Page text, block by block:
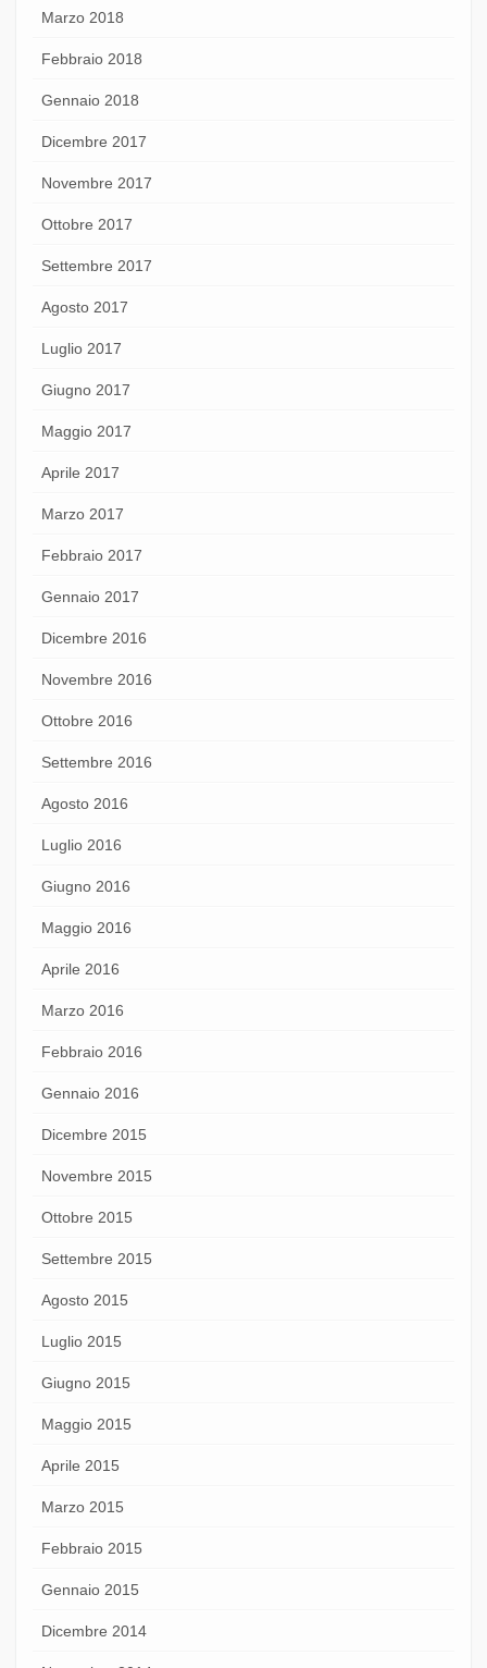
Marzo 2018
Febbraio 2018
Gennaio 2018
Dicembre 2017
Novembre 2017
Ottobre 2017
Settembre 2017
Agosto 2017
Luglio 2017
Giugno 2017
Maggio 2017
Aprile 2017
Marzo 2017
Febbraio 2017
Gennaio 2017
Dicembre 2016
Novembre 2016
Ottobre 2016
Settembre 2016
Agosto 2016
Luglio 2016
Giugno 2016
Maggio 2016
Aprile 2016
Marzo 2016
Febbraio 2016
Gennaio 2016
Dicembre 2015
Novembre 2015
Ottobre 2015
Settembre 2015
Agosto 2015
Luglio 2015
Giugno 2015
Maggio 2015
Aprile 2015
Marzo 2015
Febbraio 2015
Gennaio 2015
Dicembre 2014